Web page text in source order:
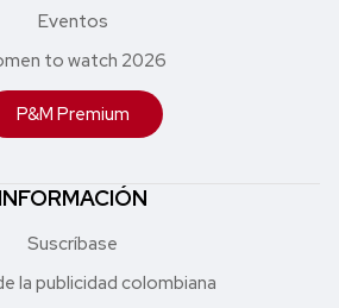
Eventos
to watch 2026
P&M Premium
INFORMACIÓN
Suscríbase
la publicidad colombiana